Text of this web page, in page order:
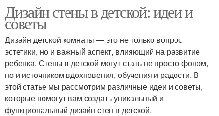
Дизайн стены в детской: идеи и
советы
Дизайн детской комнаты — это не только вопрос
эстетики, но и важный аспект, влияющий на развитие
ребенка. Стены в детской могут стать не просто фоном,
но и источником вдохновения, обучения и радости. В
этой статье мы рассмотрим различные идеи и советы,
которые помогут вам создать уникальный и
функциональный дизайн стен в детской.